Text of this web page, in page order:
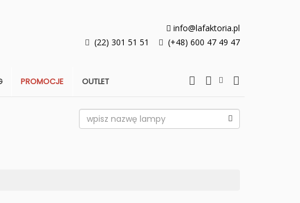
info@lafaktoria.pl
(22) 301 51 51
(+48) 600 47 49 47
PROMOCJE OUTLET